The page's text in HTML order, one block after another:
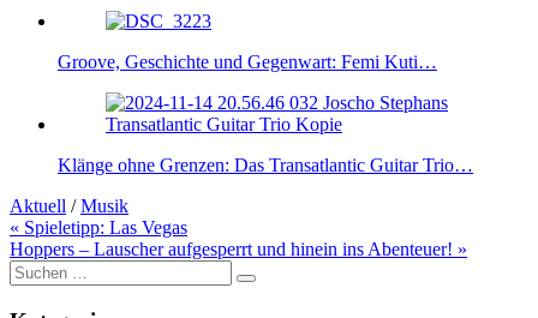
Groove, Geschichte und Gegenwart: Femi Kuti…
Klänge ohne Grenzen: Das Transatlantic Guitar Trio…
Aktuell /Musik
Beitragsnavigation
« Spieletipp: Las Vegas
Hoppers – Lauscher aufgesperrt und hinein ins Abenteuer! »
Suche
nach: